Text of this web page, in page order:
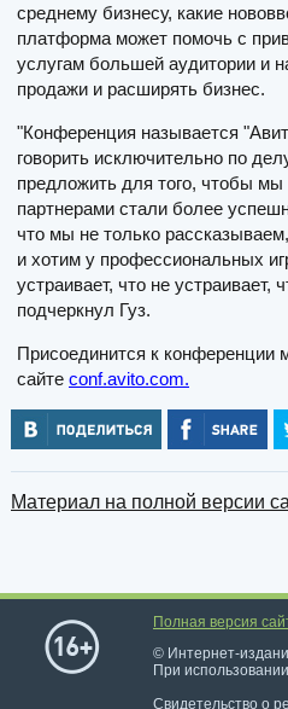
среднему бизнесу, какие
платформа может помочь с
услугам большей аудитории и
продажи и расширять бизнес.
"Конференция называется
говорить исключительно по
предложить для того, чтобы
партнерами стали более
что мы не только
и хотим у профессиональных
устраивает, что не
подчеркнул Гуз.
Присоединится к конференции
сайте conf.avito.com.
Материал на полной версии
Полная версия
© Интернет-
При
Свидетельство о